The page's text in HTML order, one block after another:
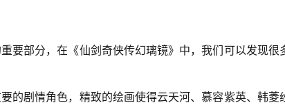
要部分，在《仙剑奇侠传幻璃镜》中，我们可以发现
的剧情角色，精致的绘画使得云天河、慕容紫英、韩